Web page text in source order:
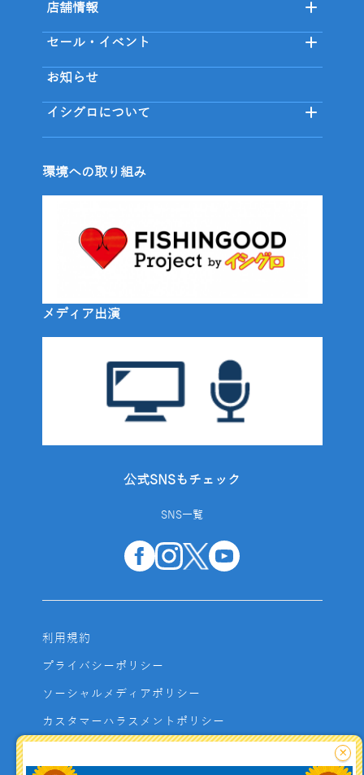
店舗情報
セール・イベント
お知らせ
イシグロについて
環境への取り組み
メディア出演
公式SNSもチェック
SNS一覧
利用規約
プライバシーポリシー
ソーシャルメディアポリシー
カスタマーハラスメントポリシー
×